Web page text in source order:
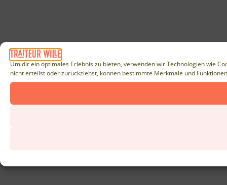
Um dir ein optimales Erlebnis zu bieten, verwenden wir Technologien wie
nicht erteilst oder zurückziehst, können bestimmte Merkmale und